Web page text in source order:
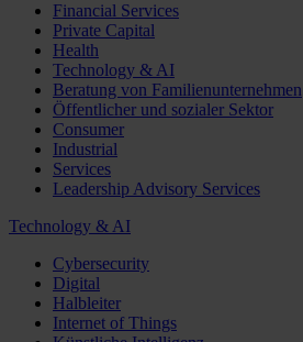
Financial Services
Private Capital
Health
Technology & AI
Beratung von Familienunternehmen
Öffentlicher und sozialer Sektor
Consumer
Industrial
Services
Leadership Advisory Services
Technology & AI
Cybersecurity
Digital
Halbleiter
Internet of Things